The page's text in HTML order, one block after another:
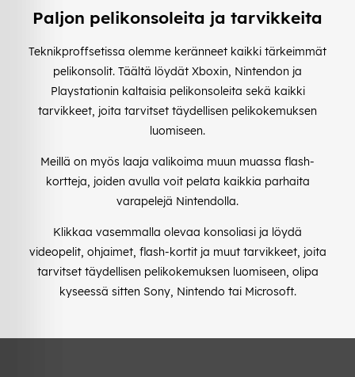
Paljon pelikonsoleita ja tarvikkeita
Teknikproffsetissa olemme keränneet kaikki tärkeimmät
pelikonsolit. Täältä löydät Xboxin, Nintendon ja
Playstationin kaltaisia pelikonsoleita sekä kaikki
tarvikkeet, joita tarvitset täydellisen pelikokemuksen
luomiseen.
Meillä on myös laaja valikoima muun muassa flash-
kortteja, joiden avulla voit pelata kaikkia parhaita
varapelejä Nintendolla.
Klikkaa vasemmalla olevaa konsoliasi ja löydä
videopelit, ohjaimet, flash-kortit ja muut tarvikkeet, joita
tarvitset täydellisen pelikokemuksen luomiseen, olipa
kyseessä sitten Sony, Nintendo tai Microsoft.